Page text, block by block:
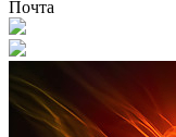
Почта